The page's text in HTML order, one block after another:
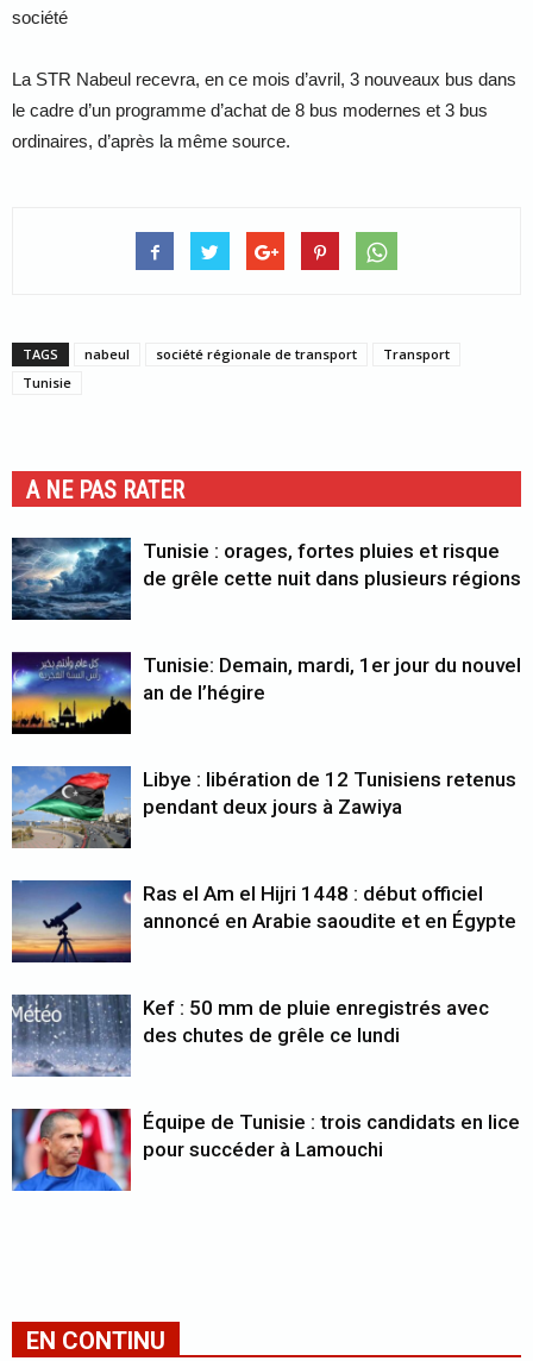
société
La STR Nabeul recevra, en ce mois d’avril, 3 nouveaux bus dans
le cadre d’un programme d’achat de 8 bus modernes et 3 bus
ordinaires, d’après la même source.
TAGS nabeul société régionale de transport
Transport
Tunisie
A NE PAS RATER
Tunisie : orages, fortes pluies et risque
de grêle cette nuit dans plusieurs régions
Tunisie: Demain, mardi, 1er jour du nouvel
an de l’hégire
Libye : libération de 12 Tunisiens retenus
pendant deux jours à Zawiya
Ras el Am el Hijri 1448 : début officiel
annoncé en Arabie saoudite et en Égypte
Kef : 50 mm de pluie enregistrés avec
des chutes de grêle ce lundi
Équipe de Tunisie : trois candidats en lice
pour succéder à Lamouchi
EN CONTINU